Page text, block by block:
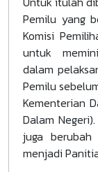
Pemilu yang
Komisi
untuk
dalam
Pemilu
Kementerian
Dalam
juga berubah
menjadi